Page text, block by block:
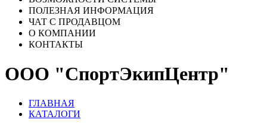
ПОЛЕЗНАЯ ИНФОРМАЦИЯ
ЧАТ С ПРОДАВЦОМ
О КОМПАНИИ
КОНТАКТЫ
ООО "СпортЭкипЦентр"
ГЛАВНАЯ
КАТАЛОГИ